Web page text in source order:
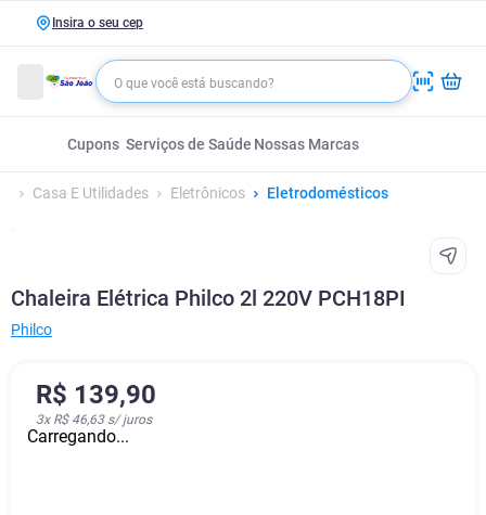
Insira o seu cep
Cupons Serviços de Saúde Nossas Marcas
Casa E Utilidades Eletrônicos Eletrodomésticos
Chaleira Elétrica Philco 2l 220V PCH18PI
Philco
R$ 139,90
3x R$ 46,63s/ juros
Carregando...